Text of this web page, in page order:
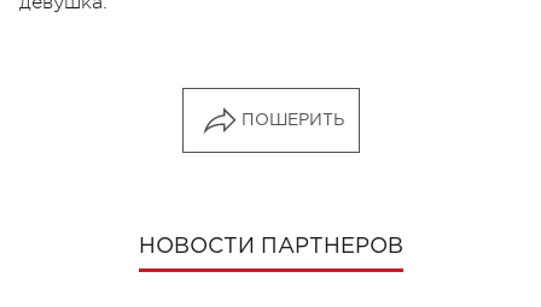
ПОШЕРИТЬ
НОВОСТИ ПАРТНЕРОВ